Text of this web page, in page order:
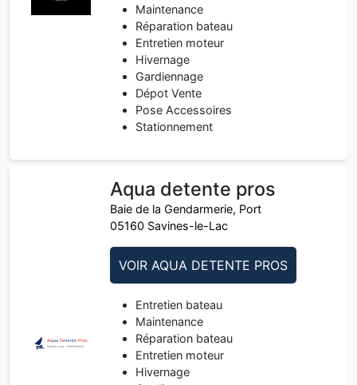
Maintenance
Réparation bateau
Entretien moteur
Hivernage
Gardiennage
Dépot Vente
Pose Accessoires
Stationnement
Aqua detente pros
Baie de la Gendarmerie, Port
05160 Savines-le-Lac
VOIR AQUA DETENTE PROS
Entretien bateau
Maintenance
Réparation bateau
Entretien moteur
Hivernage